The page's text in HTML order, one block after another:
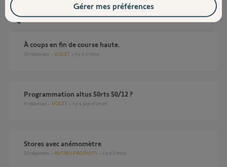
Questions liées
À coups en fin de course haute.
10 réponses VOLET il y a 3 mois
Programmation altus 50rts 50/12 ?
9 réponses VOLET il y a plus d'un an
stores avec anémomètre
19 réponses AUTRES PRODUITS il y a 2 mois
Gérer mes préférences